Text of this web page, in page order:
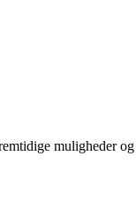
muligheder og